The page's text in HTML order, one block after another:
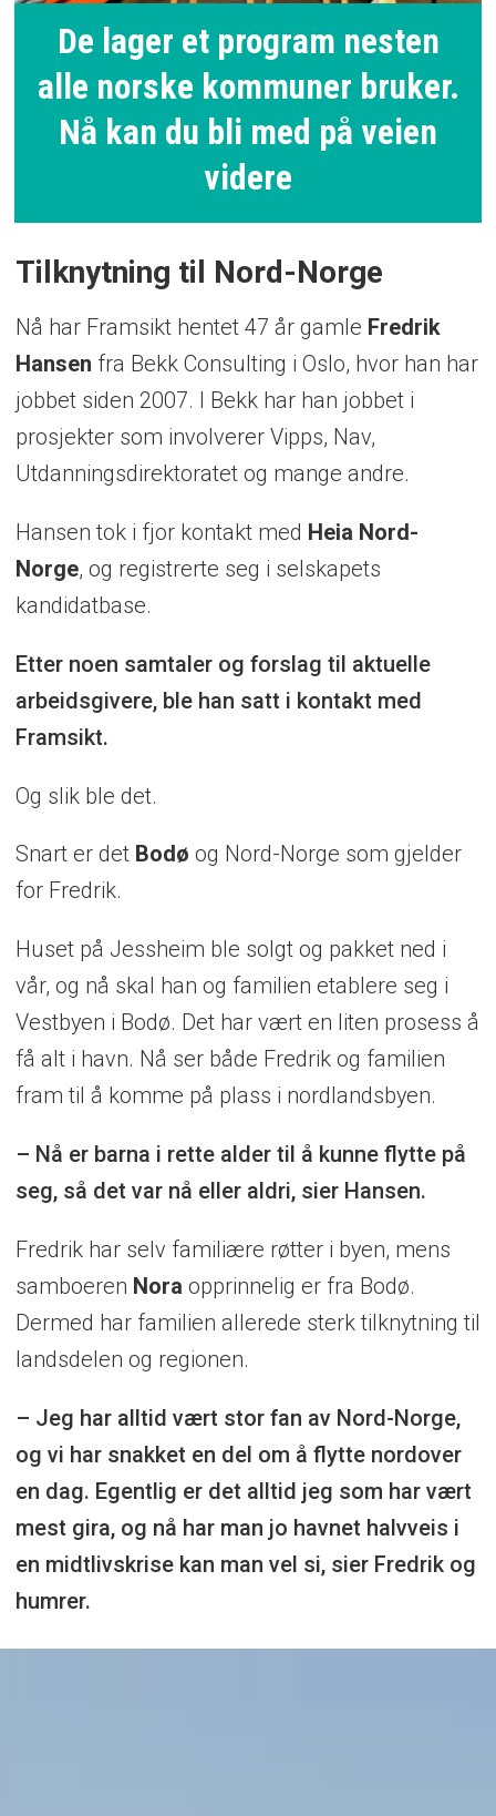
De lager et program nesten
alle norske kommuner bruker.
Nå kan du bli med på veien
videre
Tilknytning til Nord-Norge
Nå har Framsikt hentet 47 år gamle Fredrik
Hansen fra Bekk Consulting i Oslo, hvor han har
jobbet siden 2007. I Bekk har han jobbet i
prosjekter som involverer Vipps, Nav,
Utdanningsdirektoratet og mange andre.
Hansen tok i fjor kontakt med Heia Nord-
Norge, og registrerte seg i selskapets
kandidatbase.
Etter noen samtaler og forslag til aktuelle
arbeidsgivere, ble han satt i kontakt med
Framsikt.
Og slik ble det.
Snart er det Bodø og Nord-Norge som gjelder
for Fredrik.
Huset på Jessheim ble solgt og pakket ned i
vår, og nå skal han og familien etablere seg i
Vestbyen i Bodø. Det har vært en liten prosess å
få alt i havn. Nå ser både Fredrik og familien
fram til å komme på plass i nordlandsbyen.
– Nå er barna i rette alder til å kunne flytte på
seg, så det var nå eller aldri, sier Hansen.
Fredrik har selv familiære røtter i byen, mens
samboeren Nora opprinnelig er fra Bodø.
Dermed har familien allerede sterk tilknytning til
landsdelen og regionen.
– Jeg har alltid vært stor fan av Nord-Norge,
og vi har snakket en del om å flytte nordover
en dag. Egentlig er det alltid jeg som har vært
mest gira, og nå har man jo havnet halvveis i
en midtlivskrise kan man vel si, sier Fredrik og
humrer.